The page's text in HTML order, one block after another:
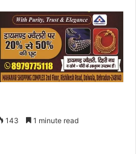
143 1 minute read